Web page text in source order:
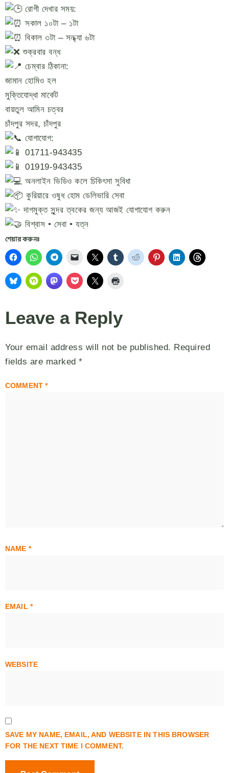
রোগী দেখার সময়:
সকাল ১০টা – ১টা
বিকাল ৩টা – সন্ধ্যা ৬টা
শুক্রবার বন্ধ
চেম্বার ঠিকানা:
জামান হোমিও হল
মুক্তিযোদ্ধা মার্কেট
বায়তুল আমিন চত্বর
চাঁদপুর সদর, চাঁদপুর
যোগাযোগ:
01711-943435
01919-943435
অনলাইন ভিডিও কলে চিকিৎসা সুবিধা
কুরিয়ারে ওষুধ হোম ডেলিভারি সেবা
দাগমুক্ত সুন্দর ত্বকের জন্য আজই যোগাযোগ করুন
বিশ্বাস • সেবা • যত্ন
শেয়ার করুনঃ
Leave a Reply
Your email address will not be published. Required
fields are marked *
COMMENT*
NAME *
EMAIL *
WEBSITE
SAVE MY NAME, EMAIL, AND WEBSITE IN THIS BROWSER
FOR THE NEXT TIME I COMMENT.